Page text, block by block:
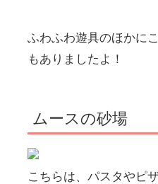
ふわふわ遊具のほかに
もありましたよ！
ムースの砂場
こちらは、パスタやピ